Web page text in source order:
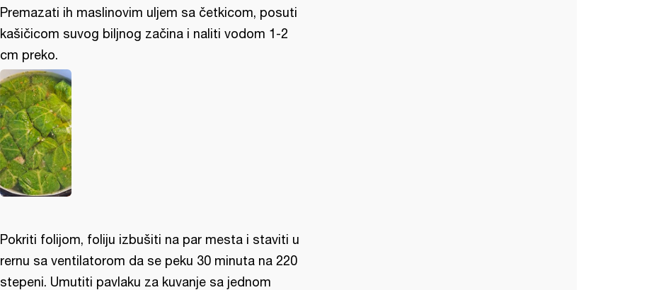
Premazati ih maslinovim uljem sa četkicom, posuti
kašičicom suvog biljnog začina i naliti vodom 1-2
cm preko.
Pokriti folijom, foliju izbušiti na par mesta i staviti u
rernu sa ventilatorom da se peku 30 minuta na 220
stepeni. Umutiti pavlaku za kuvanje sa jednom